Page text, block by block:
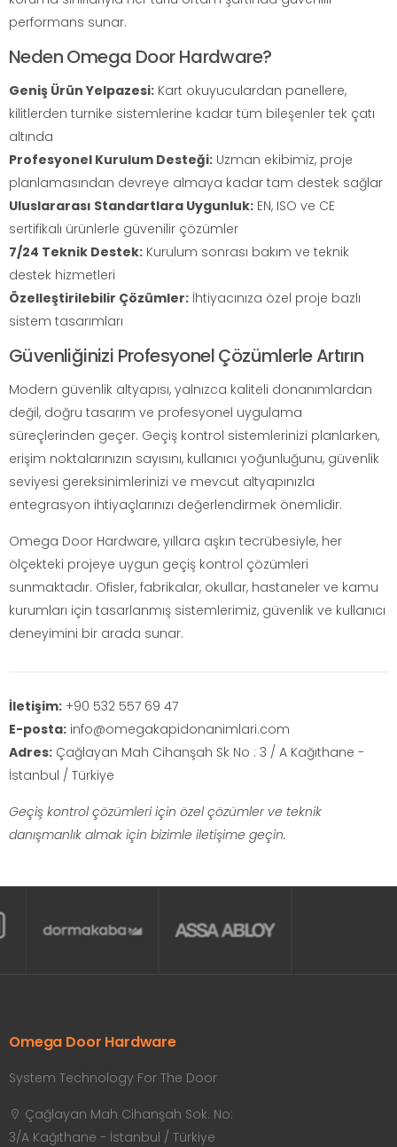
performans sunar.
Neden Omega Door Hardware?
Geniş Ürün Yelpazesi: Kart okuyuculardan panellere,
kilitlerden turnike sistemlerine kadar tüm bileşenler tek çatı
altında
Profesyonel Kurulum Desteği: Uzman ekibimiz, proje
planlamasından devreye almaya kadar tam destek sağlar
Uluslararası Standartlara Uygunluk: EN, ISO ve CE
sertifikalı ürünlerle güvenilir çözümler
7/24 Teknik Destek: Kurulum sonrası bakım ve teknik
destek hizmetleri
Özelleştirilebilir Çözümler: İhtiyacınıza özel proje bazlı
sistem tasarımları
Güvenliğinizi Profesyonel Çözümlerle Artırın
Modern güvenlik altyapısı, yalnızca kaliteli donanımlardan
değil, doğru tasarım ve profesyonel uygulama
süreçlerinden geçer. Geçiş kontrol sistemlerinizi planlarken,
erişim noktalarınızın sayısını, kullanıcı yoğunluğunu, güvenlik
seviyesi gereksinimlerinizi ve mevcut altyapınızla
entegrasyon ihtiyaçlarınızı değerlendirmek önemlidir.
Omega Door Hardware, yıllara aşkın tecrübesiyle, her
ölçekteki projeye uygun geçiş kontrol çözümleri
sunmaktadır. Ofisler, fabrikalar, okullar, hastaneler ve kamu
kurumları için tasarlanmış sistemlerimiz, güvenlik ve kullanıcı
deneyimini bir arada sunar.
İletişim: +90 532 557 69 47
E-posta: info@omegakapidonanimlari.com
Adres: Çağlayan Mah Cihanşah Sk No : 3 / A Kağıthane -
İstanbul / Türkiye
Geçiş kontrol çözümleri için özel çözümler ve teknik
danışmanlık almak için bizimle iletişime geçin.
Omega Door Hardware
System Technology For The Door
Çağlayan Mah Cihanşah Sok. No:
3/A Kağıthane - İstanbul / Türkiye